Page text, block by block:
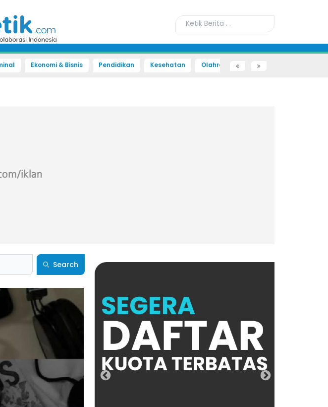
Ekonomi & Bisnis Pendidikan Kesehatan Olahraga Sains dan Teknologi
Search